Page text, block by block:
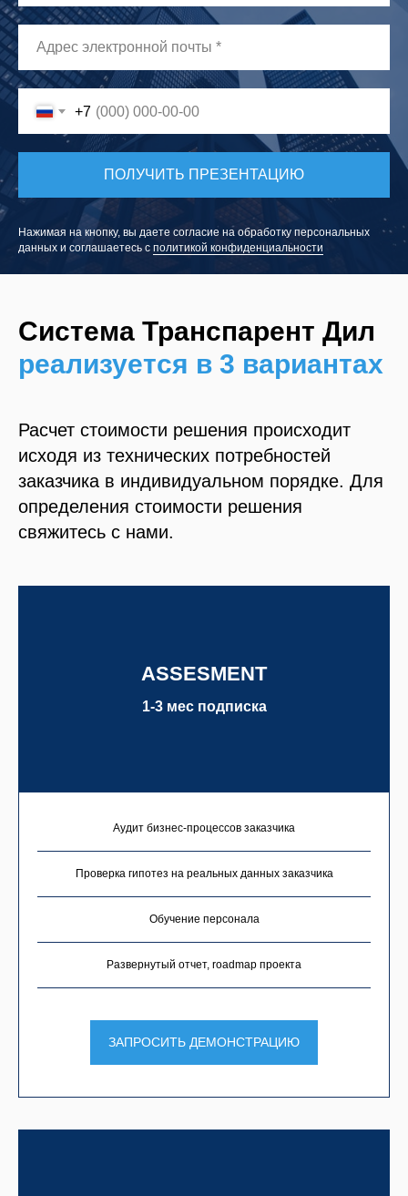
+7
ПОЛУЧИТЬ ПРЕЗЕНТАЦИЮ
Нажимая на кнопку, вы даете согласие на обработку персональных
данных и соглашаетесь c политикой конфиденциальности
Система Транспарент Дил
реализуется в 3 вариантах
Расчет стоимости решения происходит
исходя из технических потребностей
заказчика в индивидуальном порядке. Для
определения стоимости решения
свяжитесь с нами.
ASSESMENT
1-3 мес подписка
Аудит бизнес-процессов заказчика
Проверка гипотез на реальных данных заказчика
Обучение персонала
Развернутый отчет, roadmap проекта
ЗАПРОСИТЬ ДЕМОНСТРАЦИЮ